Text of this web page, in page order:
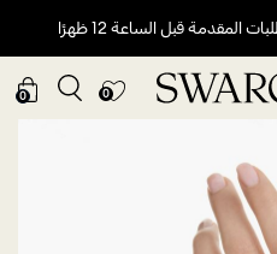
قبل الساعة 12 ظهرًا
0
0